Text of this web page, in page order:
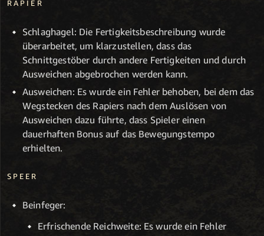
RAPIER
Schlaghagel: Die Fertigkeitsbeschreibung wurde
überarbeitet, um klarzustellen, dass das
Schnittgestöber durch andere Fertigkeiten und durch
Ausweichen abgebrochen werden kann.
Ausweichen: Es wurde ein Fehler behoben, bei dem das
Wegstecken des Rapiers nach dem Auslösen von
Ausweichen dazu führte, dass Spieler einen
dauerhaften Bonus auf das Bewegungstempo
erhielten.
SPEER
Beinfeger:
Erfrischende Reichweite: Es wurde ein Fehler